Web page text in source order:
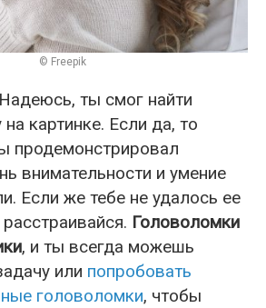
© Freepik
ты смог найти
картинке. Если да, то
продемонстрировал
внимательности и умение
Если же тебе не удалось ее
Головоломки
, и ты всегда можешь
или попробовать
головоломки, чтобы